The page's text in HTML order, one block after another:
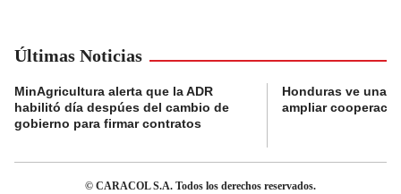
Últimas Noticias
MinAgricultura alerta que la ADR
habilitó día despúes del cambio de
gobierno para firmar contratos
Honduras ve una
ampliar
© CARACOL S.A. Todos los derechos reservados.